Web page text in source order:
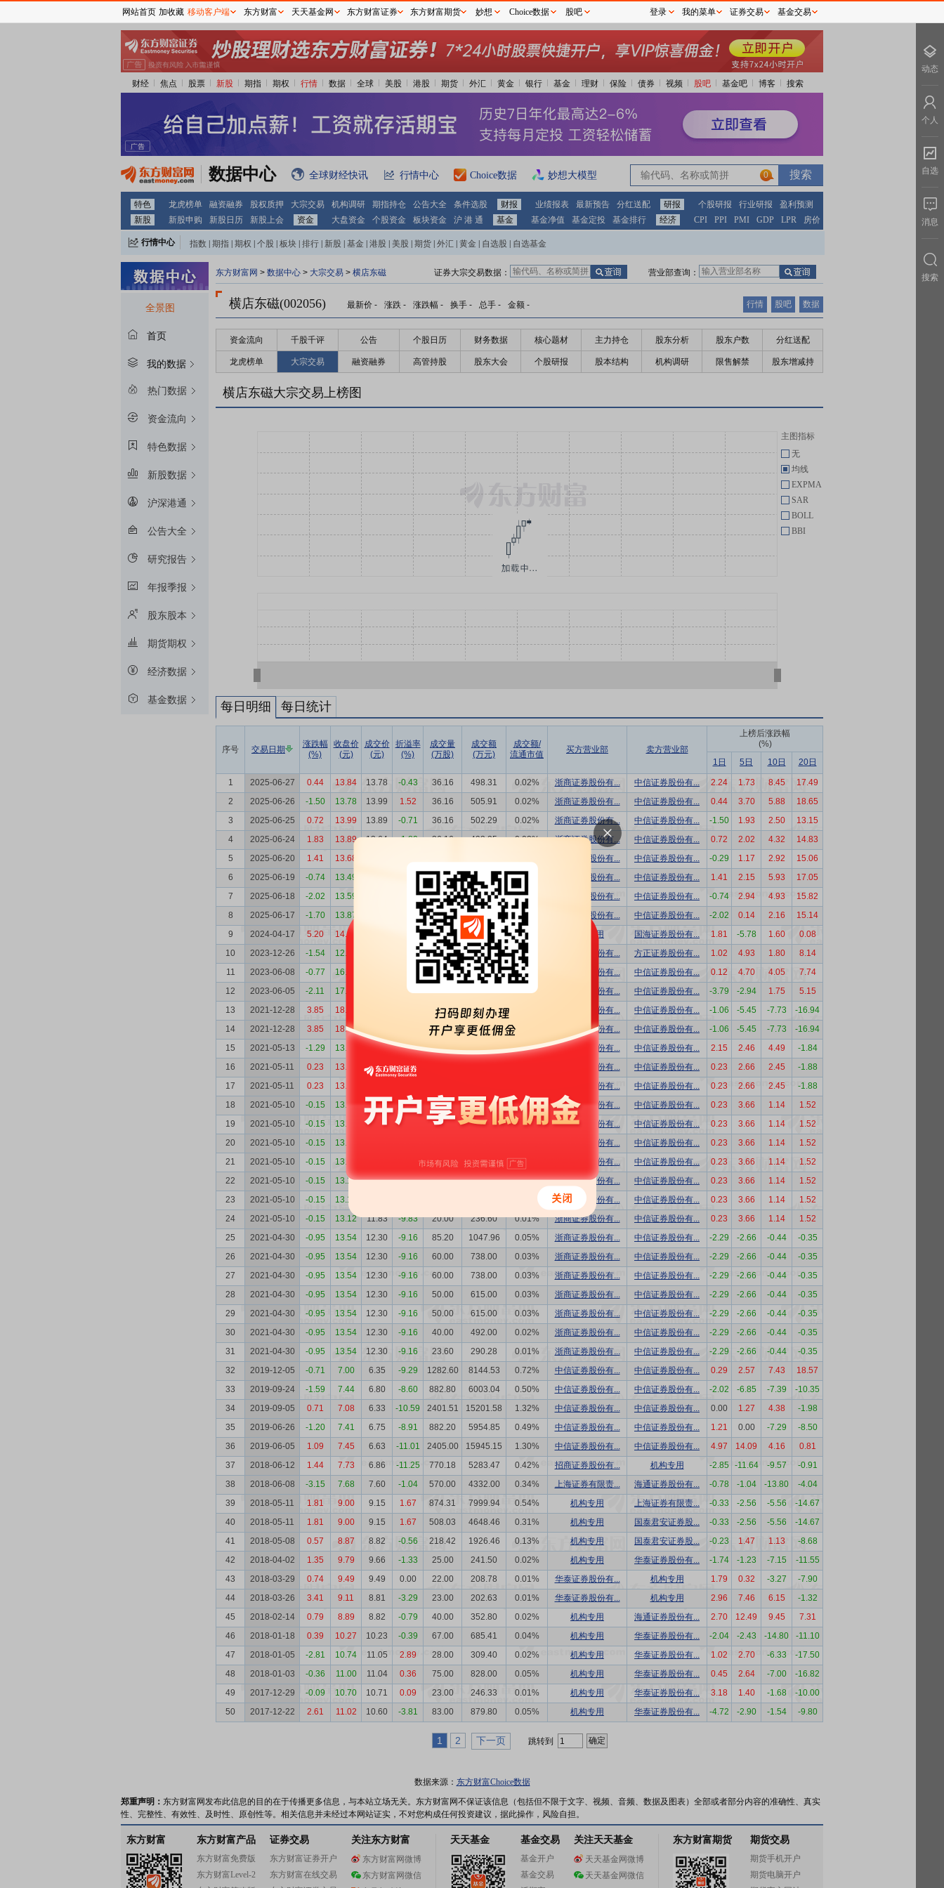
财经 焦点 股票 新股 期指 期权 行情 数据 全球 美股 港股 期货 外汇 黄金 银行 基金 理财 保险 债券 视频 股吧 基金吧 博客 搜索
数据中心 全球财经快讯 行情中心 Choice数据 妙想大模型 0
特色 龙虎榜单 融资融券 股权质押 大宗交易 机构调研 期指持仓 公告大全 条件选股 财报 业绩报表 最新预告 分红送配 研报 个股研报 行业研报
盈利预测
新股
新股申购 新股日历 新股上会 资金 大盘资金 个股资金 板块资金 沪 港 通 基金 基金净值 基金定投 基金排行 经济 CPI PPI PMI GDP LPR 房价
行情中心 指数 期指 期权 个股 板块 排行 新股 基金 港股 美股 期货 外汇 黄金 自选股 自选基金
全景图
首页
我的数据
热门数据
资金流向
特色数据
新股数据
沪深港通
公告大全
研究报告
年报季报
股东股本
期货期权
经济数据
基金数据
东方财富网 > 数据中心 > 大宗交易 > 横店东磁 营业部查询：
证券大宗交易数据：
横店东磁(002056) 最新价 - 涨跌 - 涨跌幅 - 换手 - 总手 - 金额 - 行情 股吧 数据
资金流向 千股千评 公告 个股日历 财务数据 核心题材 主力持仓 股东分析 股东户数 分红送配
龙虎榜单 大宗交易 融资融券 高管持股 股东大会 个股研报 股本结构 机构调研 限售解禁 股东增减持
横店东磁大宗交易上榜图
主图指标
无
均线
EXPMA
SAR
BOLL
BBI
每日明细 每日统计
序号 交易日期
涨跌幅
(%)
收盘价
(元)
成交价
(元)
折溢率
(%)
成交量
(万股)
成交额
(万元)
成交额/
流通市值
买方营业部 卖方营业部
上榜后涨跌幅
(%)
1日
5日 10日 20日
1 2025-06-27 0.44 13.84 13.78 -0.43 36.16 498.31 0.02% 浙商证券股份有... 中信证券股份有... 2.24 1.73 8.45
17.49
2
2025-06-26 -1.50 13.78 13.99 1.52 36.16 505.91 0.02% 浙商证券股份有... 中信证券股份有... 0.44 3.70 5.88
18.65
3
2025-06-25 0.72 13.99 13.89 -0.71 36.16 502.29 0.02% 浙商证券股份有... 中信证券股份有... -1.50 1.93 2.50
13.15
4
2025-06-24 1.83 13.89 13.64 -1.80 36.16 493.25 0.02% 浙商证券股份有... 中信证券股份有... 0.72 2.02 4.32
14.83
5
2025-06-20 1.41 13.68 浙商证券股份有... 中信证券股份有... -0.29 1.17 2.92
15.06
6
2025-06-19 -0.74 13.49 16.30 221.52 0.01% 浙商证券股份有... 中信证券股份有... 1.41 2.15 5.93
17.05
7
2025-06-18 -2.02 13.59 2.06 16.42 227.69 0.01% 浙商证券股份有... 中信证券股份有... -0.74 2.94 4.93
15.82
8
2025-06-17 -1.70 13.87 14.46 204.10 0.01% 浙商证券股份有... 中信证券股份有... -2.02 0.14 2.16
15.14
9
2024-04-17 5.20 14.37 0.00 55.09 791.64 0.03% 机构专用 国海证券股份有... 1.81 -5.78 1.60
0.08
10
2023-12-26 -1.54 12.77 -8.38 48.18 563.71 0.03% 方正证券股份有... 方正证券股份有... 1.02 4.93 1.80
8.14
11
2023-06-08 -0.77 16.80 126.40 2139.95 0.08% 浙商证券股份有... 中信证券股份有... 0.12 4.70 4.05
7.74
12
2023-06-05 -2.11 17.67 -8.04 56.00 910.00 0.03% 浙商证券股份有... 中信证券股份有... -3.79 -2.94 1.75
5.15
13
2021-12-28 3.85 18.89 67.35 1102.59 浙商证券股份有... 中信证券股份有... -1.06 -5.45 -7.73
-16.94
14
2021-12-28 3.85 18.89 34.54 565.43 0.02% 浙商证券股份有... 中信证券股份有... -1.06 -5.45 -7.73
-16.94
15
2021-05-13 -1.29 13.01 11.86 -8.84 80.00 948.80 0.04% 浙商证券股份有... 中信证券股份有... 2.15 2.46 4.49
-1.84
16
2021-05-11 0.23 13.15 11.81 -10.19 浙商证券股份有... 中信证券股份有... 0.23 2.66 2.45
-1.88
17
2021-05-11 0.23 13.15 浙商证券股份有... 中信证券股份有... 0.23 2.66 2.45
-1.88
18
2021-05-10 -0.15 13.12 11.83 -9.83 213.30 2523.34 0.12% 浙商证券股份有... 中信证券股份有... 0.23 3.66 1.14
1.52
19
2021-05-10 -0.15 13.12 11.83 -9.83 200.00 2366.00 0.11% 浙商证券股份有... 中信证券股份有... 0.23 3.66 1.14
1.52
20
2021-05-10 -0.15 13.12 中信证券股份有... 中信证券股份有... 0.23 3.66 1.14
1.52
21
2021-05-10 -0.15 13.12 90.00 1064.70 0.05% 浙商证券股份有... 中信证券股份有... 0.23 3.66 1.14
1.52
22
2021-05-10 -0.15 13.12 11.83 -9.83 60.00 709.80 0.03% 浙商证券股份有... 中信证券股份有... 0.23 3.66 1.14
1.52
23
2021-05-10 -0.15 13.12 0.02% 浙商证券股份有... 中信证券股份有... 0.23 3.66 1.14
1.52
24
2021-05-10 -0.15 13.12 11.83 -9.83 20.00 236.60 0.01% 浙商证券股份有... 中信证券股份有... 0.23 3.66 1.14
1.52
25
2021-04-30 -0.95 13.54 12.30 -9.16 85.20 1047.96 0.05% 浙商证券股份有... 中信证券股份有... -2.29 -2.66 -0.44
-0.35
26
2021-04-30 -0.95 13.54 12.30 -9.16 60.00 738.00 0.03% 浙商证券股份有... 中信证券股份有... -2.29 -2.66 -0.44
-0.35
27
2021-04-30 -0.95 13.54 12.30 -9.16 60.00 738.00 0.03% 浙商证券股份有... 中信证券股份有... -2.29 -2.66 -0.44
-0.35
28
2021-04-30 -0.95 13.54 12.30 -9.16 50.00 615.00 0.03% 浙商证券股份有... 中信证券股份有... -2.29 -2.66 -0.44
-0.35
29
2021-04-30 -0.95 13.54 12.30 -9.16 50.00 615.00 0.03% 浙商证券股份有... 中信证券股份有... -2.29 -2.66 -0.44
-0.35
30
2021-04-30 -0.95 13.54 12.30 -9.16 40.00 492.00 0.02% 浙商证券股份有... 中信证券股份有... -2.29 -2.66 -0.44
-0.35
31
2021-04-30 -0.95 13.54 12.30 -9.16 23.60 290.28 0.01% 浙商证券股份有... 中信证券股份有... -2.29 -2.66 -0.44
-0.35
32
2019-12-05 -0.71 7.00 6.35 -9.29 1282.60 8144.53 0.72% 中信证券股份有... 中信证券股份有... 0.29 2.57 7.43
18.57
33
2019-09-24 -1.59 7.44 6.80 -8.60 882.80 6003.04 0.50% 中信证券股份有... 中信证券股份有... -2.02 -6.85 -7.39
-10.35
34
2019-09-05 0.71 7.08 6.33 -10.59 2401.51 15201.58 1.32% 中信证券股份有... 中信证券股份有... 0.00 1.27 4.38
-1.98
35
2019-06-26 -1.20 7.41 6.75 -8.91 882.20 5954.85 0.49% 中信证券股份有... 中信证券股份有... 1.21 0.00 -7.29
-8.50
36
2019-06-05 1.09 7.45 6.63 -11.01 2405.00 15945.15 1.30% 中信证券股份有... 中信证券股份有... 4.97 14.09 4.16
0.81
37
2018-06-12 1.44 7.73 6.86 -11.25 770.18 5283.47 0.42% 招商证券股份有... 机构专用 -2.85 -11.64 -9.57
-0.91
38
2018-06-08 -3.15 7.68 7.60 -1.04 570.00 4332.00 0.34% 上海证券有限责... 海通证券股份有... -0.78 -1.04 -13.80
-4.04
39
2018-05-11 1.81 9.00 9.15 1.67 874.31 7999.94 0.54% 机构专用 上海证券有限责... -0.33 -2.56 -5.56
-14.67
40
2018-05-11 1.81 9.00 9.15 1.67 508.03 4648.46 0.31% 机构专用 国泰君安证券股... -0.33 -2.56 -5.56
-14.67
41
2018-05-08 0.57 8.87 8.82 -0.56 218.42 1926.46 0.13% 机构专用 国泰君安证券股... -0.23 1.47 1.13
-8.68
42
2018-04-02 1.35 9.79 9.66 -1.33 25.00 241.50 0.02% 机构专用 华泰证券股份有... -1.74 -1.23 -7.15
-11.55
43
2018-03-29 0.74 9.49 9.49 0.00 22.00 208.78 0.01% 华泰证券股份有... 机构专用 1.79 0.32 -3.27
-7.90
44
2018-03-26 3.41 9.11 8.81 -3.29 23.00 202.63 0.01% 华泰证券股份有... 机构专用 2.96 7.46 6.15
-1.32
45
2018-02-14 0.79 8.89 8.82 -0.79 40.00 352.80 0.02% 机构专用 海通证券股份有... 2.70 12.49 9.45
7.31
46
2018-01-18 0.39 10.27 10.23 -0.39 67.00 685.41 0.04% 机构专用 华泰证券股份有... -2.04 -2.43 -14.80
-11.10
47
2018-01-05 -2.81 10.74 11.05 2.89 28.00 309.40 0.02% 机构专用 华泰证券股份有... 1.02 2.70 -6.33
-17.50
48
2018-01-03 -0.36 11.00 11.04 0.36 75.00 828.00 0.05% 机构专用 华泰证券股份有... 0.45 2.64 -7.00
-16.82
49
2017-12-29 -0.09 10.70 10.71 0.09 23.00 246.33 0.01% 机构专用 华泰证券股份有... 3.18 1.40 -1.68
-10.00
50
2017-12-22 2.61 11.02 10.60 -3.81 83.00 879.80 0.05% 机构专用 华泰证券股份有... -4.72 -2.90 -1.54 -9.80
1 2 下一页 跳转到
数据来源： 东方财富Choice数据
郑重声明： 东方财富网发布此信息的目的在于传播更多信息，与本站立场无关。东方财富网不保证该信息（包括但不限于文字、视频、音频、数据及图表）全部或者部分内容的准确性、真实
性、完整性、有效性、及时性、原创性等。相关信息并未经过本网站证实，不对您构成任何投资建议，据此操作，风险自担。
东方财富 东方财富产品
东方财富免费版
东方财富Level-2
证券交易
东方财富证券开户
东方财富在线交易
关注东方财富
东方财富网微博
东方财富网微信
天天基金 基金交易
基金开户
基金交易
关注天天基金
天天基金网微博
天天基金网微信
东方财富期货 期货交易
期货手机开户
期货电脑开户
网站首页 加收藏 移动客户端 东方财富 天天基金网 东方财富证券 东方财富期货 妙想 Choice数据 股吧 登录 我的菜单 证券交易 基金交易
动态
个人
自选
消息
搜索